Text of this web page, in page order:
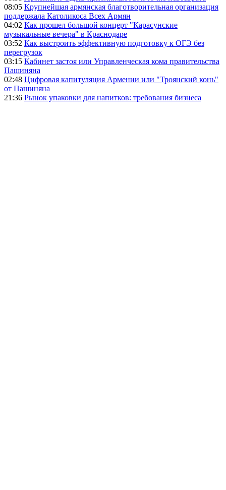
08:05 Крупнейшая армянская благотворительная организация
поддержала Католикоса Всех Армян
04:02 Как прошел большой концерт "Карасунские
музыкальные вечера" в Краснодаре
03:52 Как выстроить эффективную подготовку к ОГЭ без
перегрузок
03:15 Кабинет застоя или Управленческая кома правительства
Пашиняна
02:48 Цифровая капитуляция Армении или "Троянский конь"
от Пашиняна
21:36 Рынок упаковки для напитков: требования бизнеса